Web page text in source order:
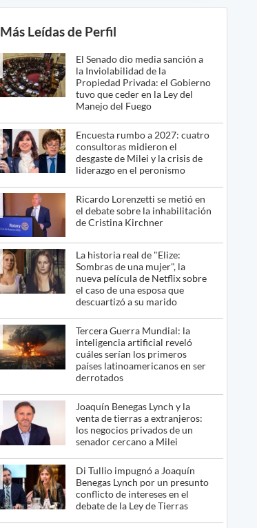
Más Leídas de Perfil
El Senado dio media sanción a
la Inviolabilidad de la
Propiedad Privada: el Gobierno
tuvo que ceder en la Ley del
Manejo del Fuego
Encuesta rumbo a 2027: cuatro
consultoras midieron el
desgaste de Milei y la crisis de
liderazgo en el peronismo
Ricardo Lorenzetti se metió en
el debate sobre la inhabilitación
de Cristina Kirchner
La historia real de "Elize:
Sombras de una mujer", la
nueva película de Netflix sobre
el caso de una esposa que
descuartizó a su marido
Tercera Guerra Mundial: la
inteligencia artificial reveló
cuáles serían los primeros
países latinoamericanos en ser
derrotados
Joaquín Benegas Lynch y la
venta de tierras a extranjeros:
los negocios privados de un
senador cercano a Milei
Di Tullio impugnó a Joaquín
Benegas Lynch por un presunto
conflicto de intereses en el
debate de la Ley de Tierras